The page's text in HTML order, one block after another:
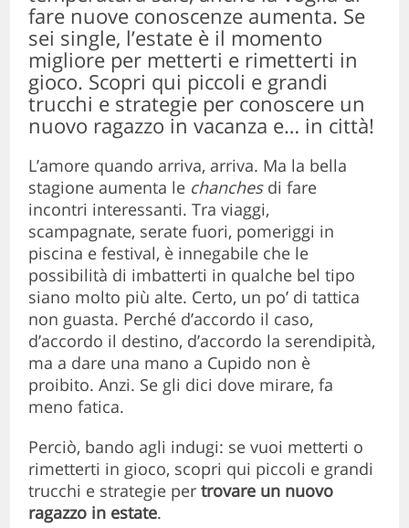
fare nuove conoscenze aumenta. Se
sei single, l’estate è il momento
migliore per metterti e rimetterti in
gioco. Scopri qui piccoli e grandi
trucchi e strategie per conoscere un
nuovo ragazzo in vacanza e… in città!
L’amore quando arriva, arriva. Ma la bella
stagione aumenta le chanchesdi fare
incontri interessanti. Tra viaggi,
scampagnate, serate fuori, pomeriggi in
piscina e festival, è innegabile che le
possibilità di imbatterti in qualche bel tipo
siano molto più alte. Certo, un po’ di tattica
non guasta. Perché d’accordo il caso,
d’accordo il destino, d’accordo la serendipità,
ma a dare una mano a Cupido non è
proibito. Anzi. Se gli dici dove mirare, fa
meno fatica.
Perciò, bando agli indugi: se vuoi metterti o
rimetterti in gioco, scopri qui piccoli e grandi
trucchi e strategie pertrovare un nuovo
ragazzo in estate.